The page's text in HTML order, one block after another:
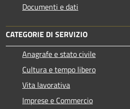
Documenti e dati
CATEGORIE DI SERVIZIO
Anagrafe e stato civile
Cultura e tempo libero
Vita lavorativa
Imprese e Commercio